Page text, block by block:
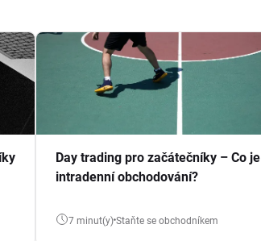
Day trading pro začátečníky – Co je
intradenní obchodování?
7 minut(y) Staňte se obchodníkem